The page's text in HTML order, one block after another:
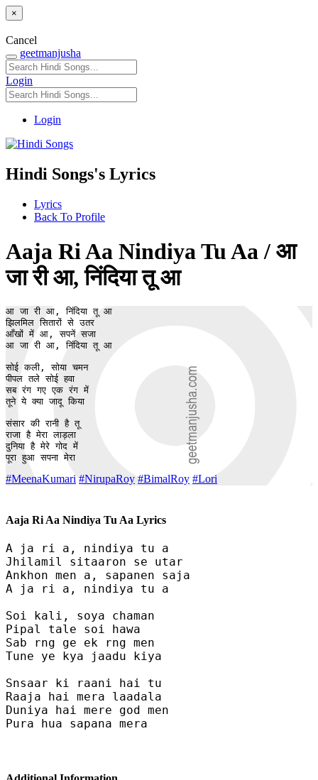
×
Cancel
geetmanjusha
Login
Login
Hindi Songs's Lyrics
Lyrics
Back To Profile
Aaja Ri Aa Nindiya Tu Aa / आ
जा री आ, निंदिया तू आ
आ जा री आ, निंदिया तू आ
झिलमिल सितारों से उतर
आँखों में आ, सपनें सजा
आ जा री आ, निंदिया तू आ
सोई कली, सोया चमन
पीपल तले सोई हवा
सब रंग गए एक रंग में
तूने ये क्या जादू किया
संसार की रानी है तू
राजा है मेरा लाड़ला
दुनिया है मेरे गोद में
पूरा हुआ सपना मेरा
#MeenaKumari #NirupaRoy #BimalRoy #Lori
Aaja Ri Aa Nindiya Tu Aa Lyrics
A ja ri a, nindiya tu a
Jhilamil sitaaron se utar
Ankhon men a, sapanen saja
A ja ri a, nindiya tu a
Soi kali, soya chaman
Pipal tale soi hawa
Sab rng ge ek rng men
Tune ye kya jaadu kiya
Snsaar ki raani hai tu
Raaja hai mera laadala
Duniya hai mere god men
Pura hua sapana mera